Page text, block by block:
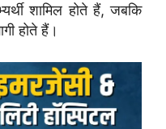
शामिलहोतेहैं,जबकि
होतेहैं।